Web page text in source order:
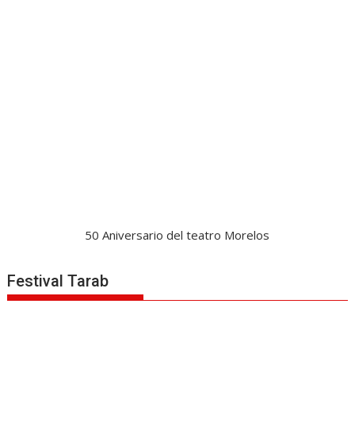
50 Aniversario del teatro Morelos
Festival Tarab